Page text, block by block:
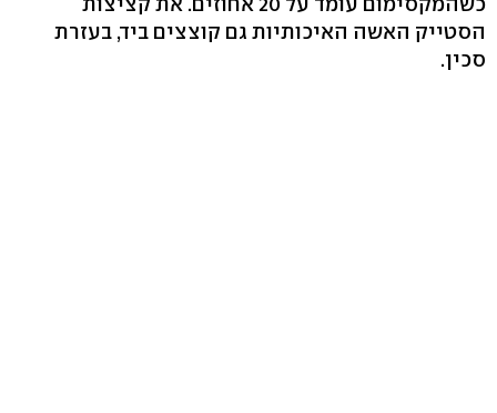
הסטייק האשה האיכותיות גם קוצצים ביד, בעזרת
סכין.